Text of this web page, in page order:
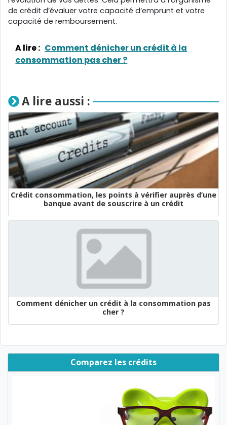
de crédit d’évaluer votre capacité d’emprunt et votre
capacité de remboursement.
A lire : Comment dénicher un crédit à la
consommation pas cher ?
A lire aussi :
Crédit consommation, les points à vérifier auprès d’une
banque avant de souscrire à un crédit
Comment dénicher un crédit à la consommation pas
cher ?
Comparez les crédits